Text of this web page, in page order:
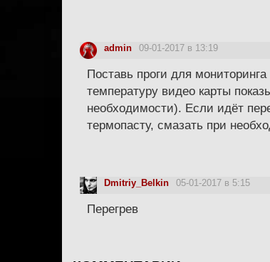
admin 09-01-2017 в 13:19
Поставь проги для
температуру видео карты
необходимости). Если идёт
термопасту, смазать при
Dmitriy_Belkin 05-01-2017 в 5:15
Перегрев